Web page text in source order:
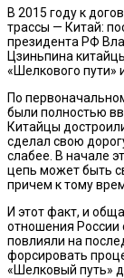
В 2015 году к
трассы — Китай:
президента РФ
Цзиньпина
«Шелкового пути»
По
были полностью
Китайцы
сделал свою
слабее. В начале
цепь может быть
причем к тому
И этот факт, и
отношения
повлияли на
форсировать
«Шелковый путь»